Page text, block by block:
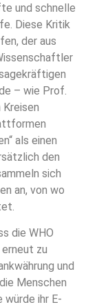
und schnelle
Diese Kritik
der aus
– wie Prof.
als einen
den
sich
an, von wo
die WHO
zu
und
Menschen
würde ihr E-